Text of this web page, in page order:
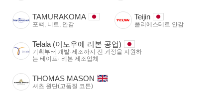
TAMURAKOMA
포백, 니트, 안감
Teijin
폴리에스테르 안감
Telala (이노우에 리본 공업)
기획부터 개발·제조까지 전 과정을 지원하
는 테이프· 리본 제조업체
THOMAS MASON
셔츠 원단(고품질 코튼)